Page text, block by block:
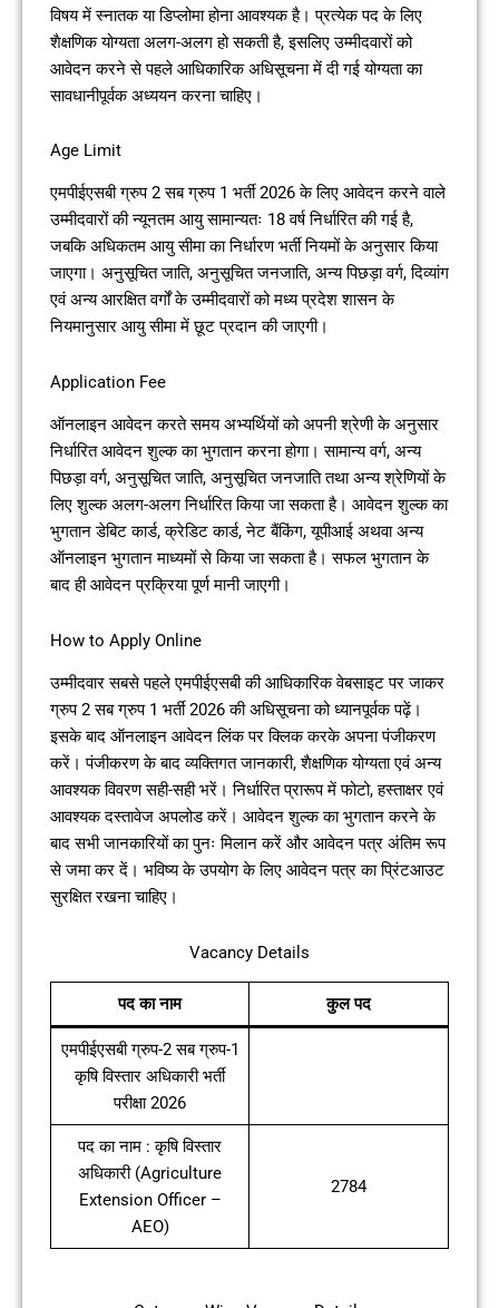
विषय में स्नातक या डिप्लोमा होना आवश्यक है। प्रत्येक पद के लिए
शैक्षणिक योग्यता अलग-अलग हो सकती है, इसलिए उम्मीदवारों को
आवेदन करने से पहले आधिकारिक अधिसूचना में दी गई योग्यता का
सावधानीपूर्वक अध्ययन करना चाहिए।
Age Limit
एमपीईएसबी ग्रुप 2 सब ग्रुप 1 भर्ती 2026 के लिए आवेदन करने वाले
उम्मीदवारों की न्यूनतम आयु सामान्यतः 18 वर्ष निर्धारित की गई है,
जबकि अधिकतम आयु सीमा का निर्धारण भर्ती नियमों के अनुसार किया
जाएगा। अनुसूचित जाति, अनुसूचित जनजाति, अन्य पिछड़ा वर्ग, दिव्यांग
एवं अन्य आरक्षित वर्गों के उम्मीदवारों को मध्य प्रदेश शासन के
नियमानुसार आयु सीमा में छूट प्रदान की जाएगी।
Application Fee
ऑनलाइन आवेदन करते समय अभ्यर्थियों को अपनी श्रेणी के अनुसार
निर्धारित आवेदन शुल्क का भुगतान करना होगा। सामान्य वर्ग, अन्य
पिछड़ा वर्ग, अनुसूचित जाति, अनुसूचित जनजाति तथा अन्य श्रेणियों के
लिए शुल्क अलग-अलग निर्धारित किया जा सकता है। आवेदन शुल्क का
भुगतान डेबिट कार्ड, क्रेडिट कार्ड, नेट बैंकिंग, यूपीआई अथवा अन्य
ऑनलाइन भुगतान माध्यमों से किया जा सकता है। सफल भुगतान के
बाद ही आवेदन प्रक्रिया पूर्ण मानी जाएगी।
How to Apply Online
उम्मीदवार सबसे पहले एमपीईएसबी की आधिकारिक वेबसाइट पर जाकर
ग्रुप 2 सब ग्रुप 1 भर्ती 2026 की अधिसूचना को ध्यानपूर्वक पढ़ें।
इसके बाद ऑनलाइन आवेदन लिंक पर क्लिक करके अपना पंजीकरण
करें। पंजीकरण के बाद व्यक्तिगत जानकारी, शैक्षणिक योग्यता एवं अन्य
आवश्यक विवरण सही-सही भरें। निर्धारित प्रारूप में फोटो, हस्ताक्षर एवं
आवश्यक दस्तावेज अपलोड करें। आवेदन शुल्क का भुगतान करने के
बाद सभी जानकारियों का पुनः मिलान करें और आवेदन पत्र अंतिम रूप
से जमा कर दें। भविष्य के उपयोग के लिए आवेदन पत्र का प्रिंटआउट
सुरक्षित रखना चाहिए।
Vacancy Details
पद का नाम कुल पद
एमपीईएसबी ग्रुप-2 सब ग्रुप-1
कृषि विस्तार अधिकारी भर्ती
परीक्षा 2026
पद का नाम : कृषि विस्तार
अधिकारी (Agriculture
Extension Officer –
AEO)
2784